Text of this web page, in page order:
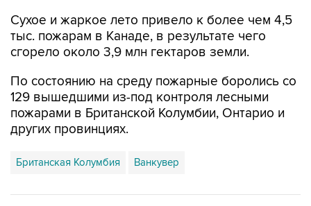
Сухое и жаркое лето привело к более чем 4,5
тыс. пожарам в Канаде, в результате чего
сгорело около 3,9 млн гектаров земли.
По состоянию на среду пожарные боролись со
129 вышедшими из-под контроля лесными
пожарами в Британской Колумбии, Онтарио и
других провинциях.
Британская Колумбия Ванкувер